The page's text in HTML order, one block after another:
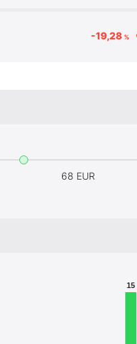
-19,28%
68 EUR
15